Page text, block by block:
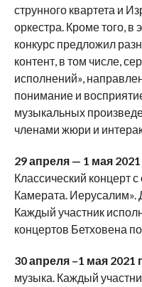
струнного квартета и
оркестра. Кроме того, в
конкурс предложил
контент, в том числе,
исполнений»,
понимание и
музыкальных
членами жюри и
29 апреля — 1 мая
Классический концерт
Камерата.
Каждый участник
концертов Бетховена
30 апреля –1 мая 2021
музыка. Каждый